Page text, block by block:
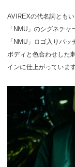
AVIREXの代名詞とも
「NMU」のシグネチ
「NMU」ロゴ入りパッ
ボディと色合わせした
インに仕上がっています